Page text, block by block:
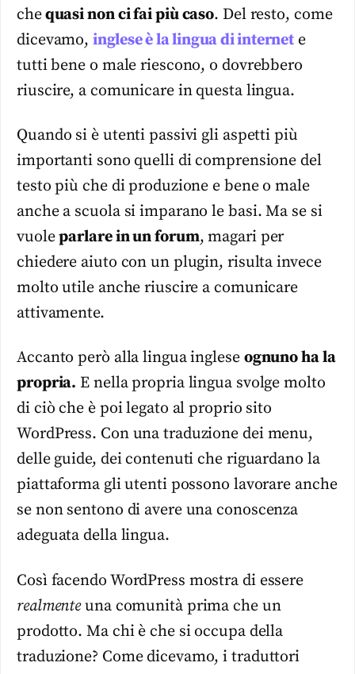
chequasi non ci fai più caso. Del resto, come
dicevamo,inglese è la lingua di internete
tutti bene o male riescono, o dovrebbero
riuscire, a comunicare in questa lingua.
Quando si è utenti passivi gli aspetti più
importanti sono quelli di comprensione del
testo più che di produzione e bene o male
anche a scuola si imparano le basi. Ma se si
vuoleparlare in un forum, magari per
chiedere aiuto con un plugin, risulta invece
molto utile anche riuscire a comunicare
attivamente.
Accanto però alla lingua inglese ognuno ha la
propria. E nella propria lingua svolge molto
di ciò che è poi legato al proprio sito
WordPress. Con una traduzione dei menu,
delle guide, dei contenuti che riguardano la
piattaforma gli utenti possono lavorare anche
se non sentono di avere una conoscenza
adeguata della lingua.
Così facendo WordPress mostra di essere
realmenteuna comunità prima che un
prodotto. Ma chi è che si occupa della
traduzione? Come dicevamo, i traduttori